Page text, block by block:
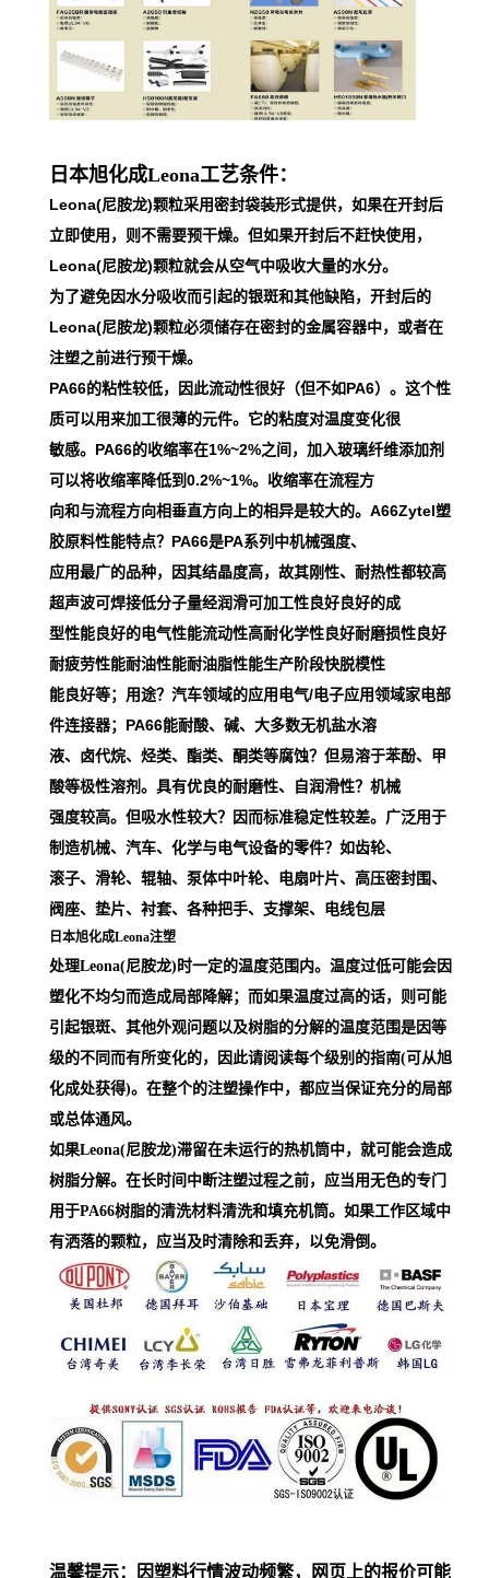
日本旭化成Leona工艺条件：
Leona(尼胺龙)颗粒采用密封袋装形式提供，如果在开封后
立即使用，则不需要预干燥。但如果开封后不赶快使用，
Leona(尼胺龙)颗粒就会从空气中吸收大量的水分。
为了避免因水分吸收而引起的银斑和其他缺陷，开封后的
Leona(尼胺龙)颗粒必须储存在密封的金属容器中，或者在
注塑之前进行预干燥。
PA66的粘性较低，因此流动性很好（但不如PA6）。这个性
质可以用来加工很薄的元件。它的粘度对温度变化很
敏感。PA66的收缩率在1%~2%之间，加入玻璃纤维添加剂
可以将收缩率降低到0.2%~1%。收缩率在流程方
向和与流程方向相垂直方向上的相异是较大的。A66Zytel塑
胶原料性能特点？PA66是PA系列中机械强度、
应用最广的品种，因其结晶度高，故其刚性、耐热性都较高
超声波可焊接低分子量经润滑可加工性良好良好的成
型性能良好的电气性能流动性高耐化学性良好耐磨损性良好
耐疲劳性能耐油性能耐油脂性能生产阶段快脱模性
能良好等；用途？汽车领域的应用电气/电子应用领域家电部
件连接器；PA66能耐酸、碱、大多数无机盐水溶
液、卤代烷、烃类、酯类、酮类等腐蚀？但易溶于苯酚、甲
酸等极性溶剂。具有优良的耐磨性、自润滑性？机械
强度较高。但吸水性较大？因而标准稳定性较差。广泛用于
制造机械、汽车、化学与电气设备的零件？如齿轮、
滚子、滑轮、辊轴、泵体中叶轮、电扇叶片、高压密封围、
阀座、垫片、衬套、各种把手、支撑架、电线包层
日本旭化成Leona注塑
处理Leona(尼胺龙)时一定的温度范围内。温度过低可能会因
塑化不均匀而造成局部降解；而如果温度过高的话，则可能
引起银斑、其他外观问题以及树脂的分解的温度范围是因等
级的不同而有所变化的，因此请阅读每个级别的指南(可从旭
化成处获得)。在整个的注塑操作中，都应当保证充分的局部
或总体通风。
如果Leona(尼胺龙)滞留在未运行的热机筒中，就可能会造成
树脂分解。在长时间中断注塑过程之前，应当用无色的专门
用于PA66树脂的清洗材料清洗和填充机筒。如果工作区域中
有洒落的颗粒，应当及时清除和丢弃，以免滑倒。
温馨提示：因塑料行情波动频繁，网页上的报价可能